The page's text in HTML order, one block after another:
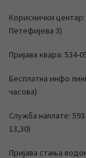
Кориснички
Петефијева 3)
Пријава квара: 534-
Бесплатна инфо
часова)
Служба наплате:
13,30)
Пријава стања